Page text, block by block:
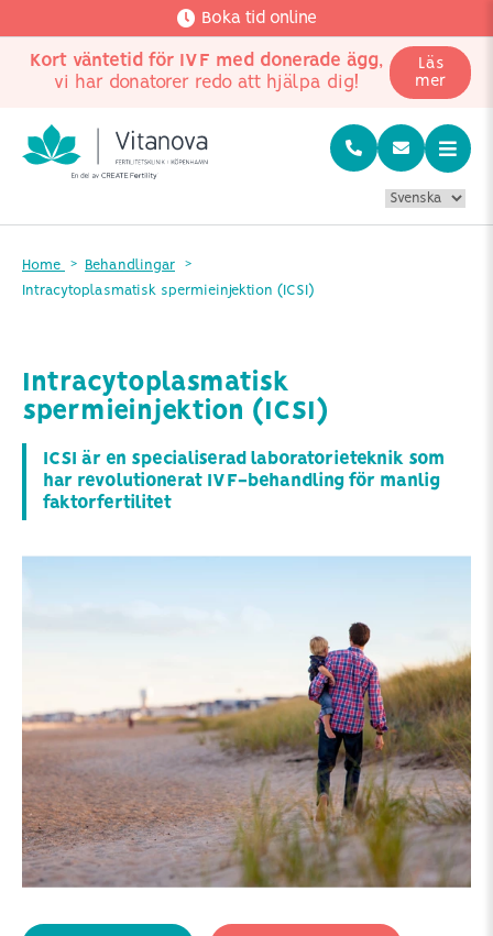
Boka tid online
Kort väntetid för IVF med donerade ägg,
vi har donatorer redo att hjälpa dig!
Läs
mer
Home
Behandlingar
Intracytoplasmatisk spermieinjektion (ICSI)
Intracytoplasmatisk
spermieinjektion (ICSI)
ICSI är en specialiserad laboratorieteknik som
har revolutionerat IVF-behandling för manlig
faktorfertilitet